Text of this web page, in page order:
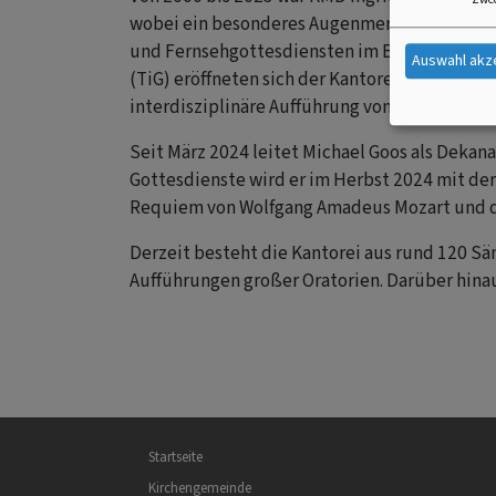
wobei ein besonderes Augenmerk auch auf
und Fernsehgottesdiensten im BR mit.
(TiG) eröffneten sich der Kantorei neue
interdisziplinäre Aufführung von „Kairos“ in
Seit März 2024 leitet Michael Goos als
Gottesdienste wird er im Herbst 2024 mit
Requiem von Wolfgang Amadeus Mozart
Derzeit besteht die Kantorei aus rund 120
Aufführungen großer Oratorien. Darüber
Hauptnavigation
Startseite
Kirchengemeinde
Auswahl